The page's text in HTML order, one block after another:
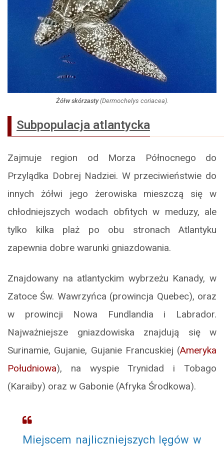
Żółw skórzasty(Dermochelys coriacea).
Subpopulacja atlantycka
Zajmuje region od Morza Północnego do
Przylądka Dobrej Nadziei. W przeciwieństwie do
innych żółwi jego żerowiska mieszczą się w
chłodniejszych wodach obfitych w meduzy, ale
tylko kilka plaż po obu stronach Atlantyku
zapewnia dobre warunki gniazdowania.
Znajdowany na atlantyckim wybrzeżu Kanady, w
Zatoce Św. Wawrzyńca (prowincja Quebec), oraz
w prowincji Nowa Fundlandia i Labrador.
Najważniejsze gniazdowiska znajdują się w
Surinamie, Gujanie, Gujanie Francuskiej (Ameryka
Południowa), na wyspie Trynidad i Tobago
(Karaiby) oraz w Gabonie (Afryka Środkowa).
Miejscem najliczniejszych lęgów w